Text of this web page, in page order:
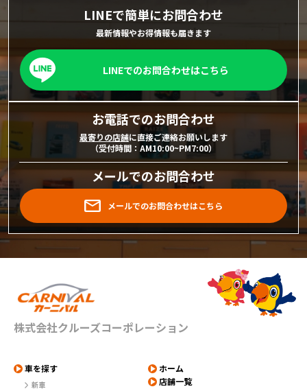
LINEで簡単にお問合わせ
最新情報やお得情報も届きます
LINEでのお問合わせはこちら
お電話でのお問合わせ
最寄りの店舗に直接ご連絡お願いします
（受付時間：AM10:00~PM7:00）
メールでのお問合わせ
メールでのお問合わせはこちら
株式会社クルーズコーポレーション
車を探す
新車
ホーム
店舗一覧